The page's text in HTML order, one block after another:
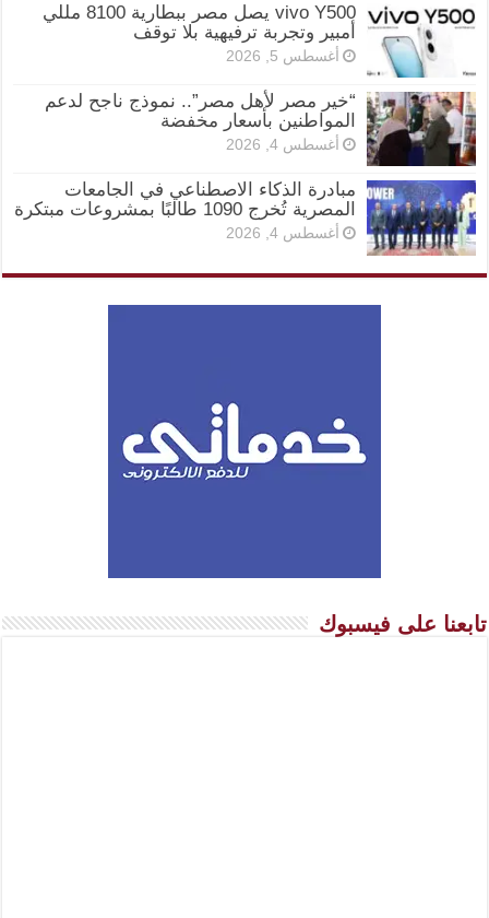
vivo Y500 يصل مصر ببطارية 8100 مللي
أمبير وتجربة ترفيهية بلا توقف
أغسطس 5, 2026
“خير مصر لأهل مصر”.. نموذج ناجح لدعم
المواطنين بأسعار مخفضة
أغسطس 4, 2026
مبادرة الذكاء الاصطناعي في الجامعات
المصرية تُخرج 1090 طالبًا بمشروعات مبتكرة
أغسطس 4, 2026
تابعنا على فيسبوك